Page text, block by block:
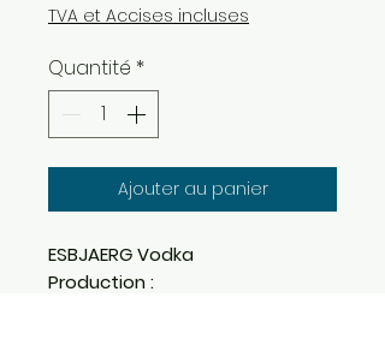
TVA et Accises incluses
Quantité *
Ajouter au panier
ESBJAERG Vodka
Production :